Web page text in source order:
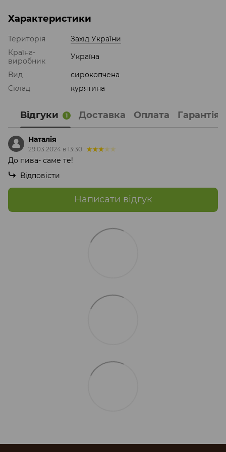
Характеристики
Територія
Захід України
Країна-
виробник
Україна
Вид
сирокопчена
Склад
курятина
Відгуки 1 Доставка Оплата Гарантія
Наталія
29.03.2024 в 13:30
До пива- саме те!
Відповісти
Написати відгук